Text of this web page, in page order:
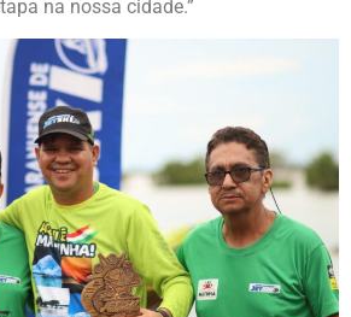
na nossa cidade.”